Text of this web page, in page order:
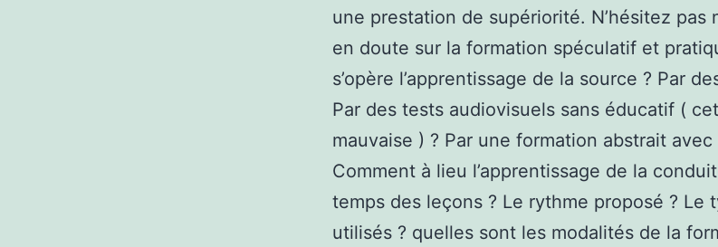
une prestation de supériorité. N’hésitez pas
en doute sur la formation spéculatif et
s’opère l’apprentissage de la source ? Par
Par des tests audiovisuels sans éducatif (
mauvaise ) ? Par une formation abstrait
Comment à lieu l’apprentissage de la
temps des leçons ? Le rythme proposé ? Le
utilisés ? quelles sont les modalités de la